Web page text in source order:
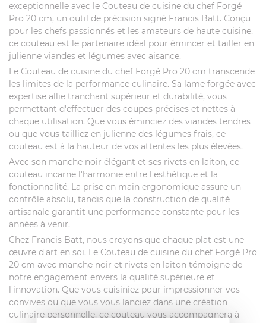
exceptionnelle avec le Couteau de cuisine du chef Forgé
Pro 20 cm, un outil de précision signé Francis Batt. Conçu
pour les chefs passionnés et les amateurs de haute cuisine,
ce couteau est le partenaire idéal pour émincer et tailler en
julienne viandes et légumes avec aisance.
Le Couteau de cuisine du chef Forgé Pro 20 cm transcende
les limites de la performance culinaire. Sa lame forgée avec
expertise allie tranchant supérieur et durabilité, vous
permettant d'effectuer des coupes précises et nettes à
chaque utilisation. Que vous éminciez des viandes tendres
ou que vous tailliez en julienne des légumes frais, ce
couteau est à la hauteur de vos attentes les plus élevées.
Avec son manche noir élégant et ses rivets en laiton, ce
couteau incarne l'harmonie entre l'esthétique et la
fonctionnalité. La prise en main ergonomique assure un
contrôle absolu, tandis que la construction de qualité
artisanale garantit une performance constante pour les
années à venir.
Chez Francis Batt, nous croyons que chaque plat est une
œuvre d'art en soi. Le Couteau de cuisine du chef Forgé Pro
20 cm avec manche noir et rivets en laiton témoigne de
notre engagement envers la qualité supérieure et
l'innovation. Que vous cuisiniez pour impressionner vos
convives ou que vous vous lanciez dans une création
culinaire personnelle, ce couteau vous accompagnera à